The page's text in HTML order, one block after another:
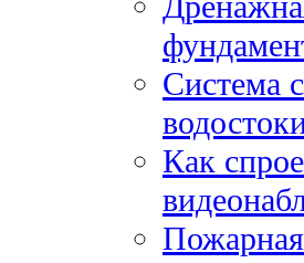
Система
Как